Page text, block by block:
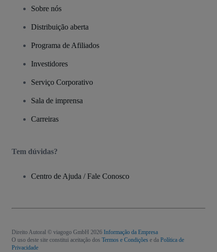
Sobre nós
Distribuição aberta
Programa de Afiliados
Investidores
Serviço Corporativo
Sala de imprensa
Carreiras
Tem dúvidas?
Centro de Ajuda / Fale Conosco
Direito Autoral © viagogo GmbH 2026 Informação da Empresa
O uso deste site constitui aceitação dos Termos e Condições e da Política de
Privacidade